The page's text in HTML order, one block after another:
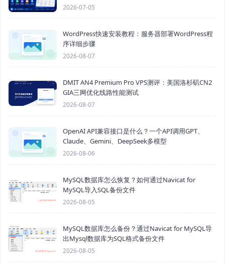
2026-07-05
WordPress快速安装教程：服务器部署WordPress程
序详细步骤
2026-08-07
DMIT AN4 Premium Pro VPS测评：美国洛杉矶CN2
GIA三网优化线路性能测试
2026-08-07
OpenAI API兼容接口是什么？一个API调用GPT、
Claude、Gemini、DeepSeek多模型
2026-08-06
MySQL数据库怎么恢复？如何通过Navicat for
MySQL导入SQL备份文件
2026-08-05
MySQL数据库怎么备份？通过Navicat for MySQL导
出Mysql数据库为SQL格式备份文件
2026-08-05